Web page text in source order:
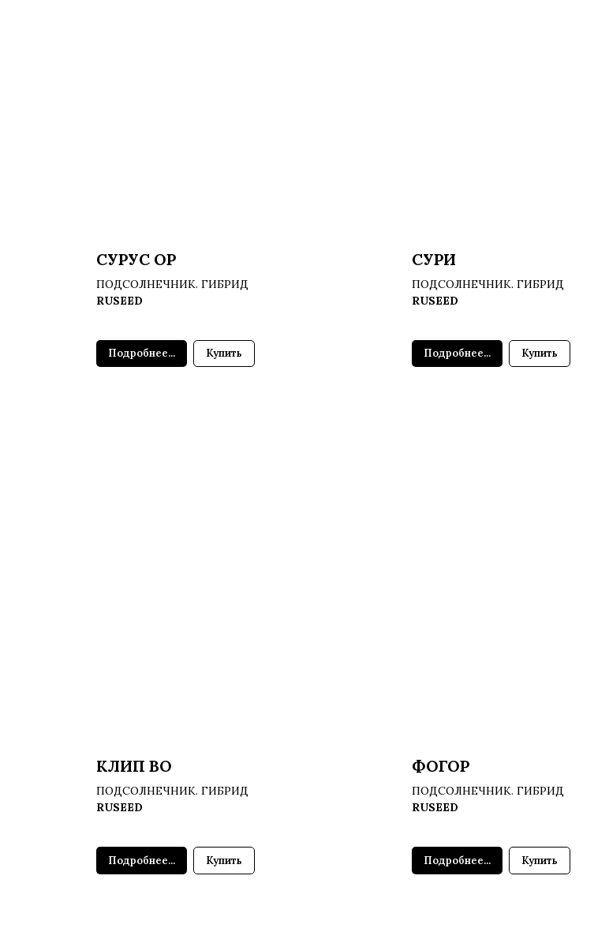
СУРУС ОР
ПОДСОЛНЕЧНИК. ГИБРИД
RUSEED
Подробнее... Купить
СУРИ
ПОДСОЛНЕЧНИК. ГИБРИД
RUSEED
Подробнее... Купить
КЛИП ВО
ПОДСОЛНЕЧНИК. ГИБРИД
RUSEED
Подробнее... Купить
ФОГОР
ПОДСОЛНЕЧНИК. ГИБРИД
RUSEED
Подробнее... Купить